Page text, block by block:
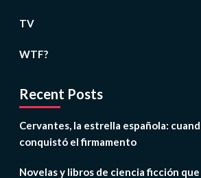
TV
WTF?
Recent Posts
Cervantes, la estrella española:
conquistó el firmamento
Novelas y libros de ciencia ficción